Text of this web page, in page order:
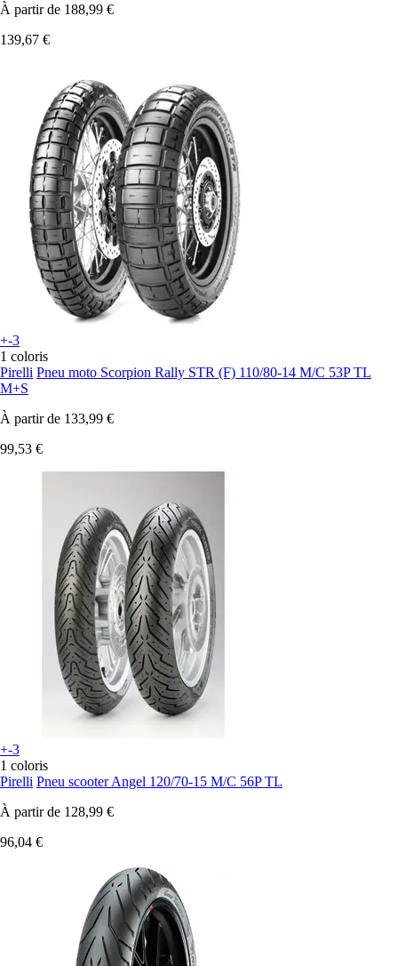
À partir de 188,99 €
139,67 €
+-3
1 coloris
Pirelli Pneu moto Scorpion Rally STR (F) 110/80-14 M/C 53P TL
M+S
À partir de 133,99 €
99,53 €
+-3
1 coloris
Pirelli Pneu scooter Angel 120/70-15 M/C 56P TL
À partir de 128,99 €
96,04 €